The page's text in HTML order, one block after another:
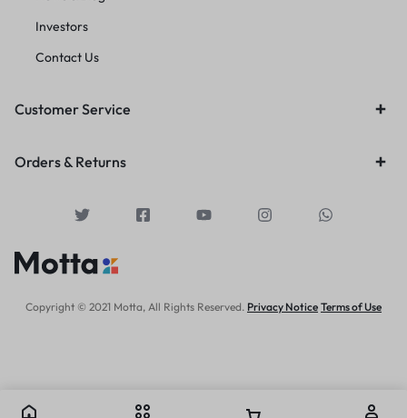
Investors
Contact Us
Customer Service
Orders & Returns
Copyright © 2021 Motta, All Rights Reserved. Privacy Notice Terms of Use